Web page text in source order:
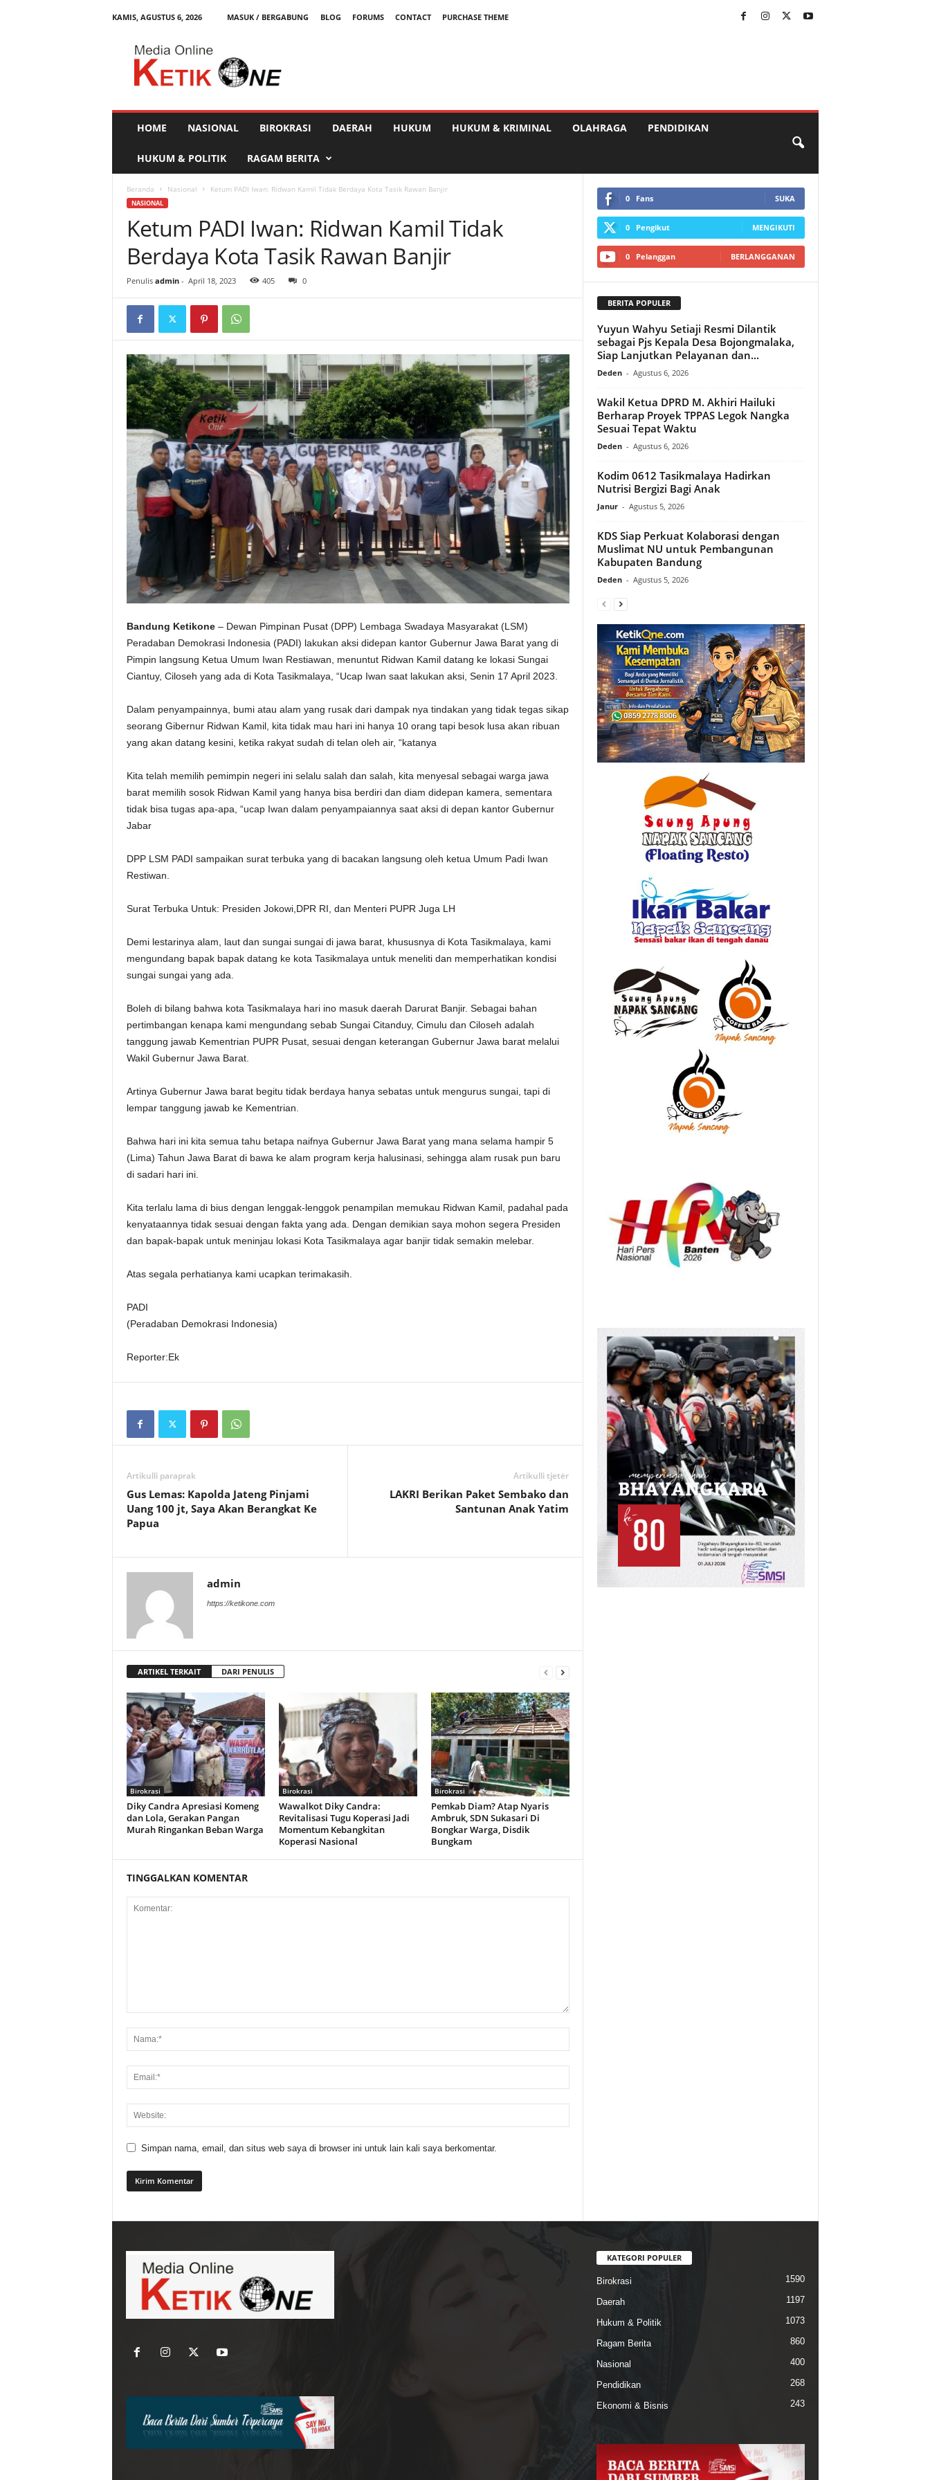
KAMIS, AGUSTUS 6, 2026 MASUK / BERGABUNG BLOG FORUMS CONTACT
PURCHASE THEME
HOME NASIONAL BIROKRASI DAERAH HUKUM HUKUM & KRIMINAL OLAHRAGA PENDIDIKAN
HUKUM & POLITIK RAGAM BERITA
Beranda Nasional Ketum PADI Iwan: Ridwan Kamil Tidak Berdaya Kota Tasik Rawan Banjir
NASIONAL
Ketum PADI Iwan: Ridwan Kamil Tidak
Berdaya Kota Tasik Rawan Banjir
Penulis admin- April 18, 2023 405 0
Bandung Ketikone– Dewan Pimpinan Pusat (DPP) Lembaga Swadaya Masyarakat (LSM)
Peradaban Demokrasi Indonesia (PADI) lakukan aksi didepan kantor Gubernur Jawa Barat yang di
Pimpin langsung Ketua Umum Iwan Restiawan, menuntut Ridwan Kamil datang ke lokasi Sungai
Ciantuy, Ciloseh yang ada di Kota Tasikmalaya, “Ucap Iwan saat lakukan aksi, Senin 17 April 2023.
Dalam penyampainnya, bumi atau alam yang rusak dari dampak nya tindakan yang tidak tegas sikap
seorang Gibernur Ridwan Kamil, kita tidak mau hari ini hanya 10 orang tapi besok lusa akan ribuan
yang akan datang kesini, ketika rakyat sudah di telan oleh air, “katanya
Kita telah memilih pemimpin negeri ini selalu salah dan salah, kita menyesal sebagai warga jawa
barat memilih sosok Ridwan Kamil yang hanya bisa berdiri dan diam didepan kamera, sementara
tidak bisa tugas apa-apa, “ucap Iwan dalam penyampaiannya saat aksi di depan kantor Gubernur
Jabar
DPP LSM PADI sampaikan surat terbuka yang di bacakan langsung oleh ketua Umum Padi Iwan
Restiwan.
Surat Terbuka Untuk: Presiden Jokowi,DPR RI, dan Menteri PUPR Juga LH
Demi lestarinya alam, laut dan sungai sungai di jawa barat, khususnya di Kota Tasikmalaya, kami
mengundang bapak bapak datang ke kota Tasikmalaya untuk meneliti dan memperhatikan kondisi
sungai sungai yang ada.
Boleh di bilang bahwa kota Tasikmalaya hari ino masuk daerah Darurat Banjir. Sebagai bahan
pertimbangan kenapa kami mengundang sebab Sungai Citanduy, Cimulu dan Ciloseh adalah
tanggung jawab Kementrian PUPR Pusat, sesuai dengan keterangan Gubernur Jawa barat melalui
Wakil Gubernur Jawa Barat.
Artinya Gubernur Jawa barat begitu tidak berdaya hanya sebatas untuk mengurus sungai, tapi di
lempar tanggung jawab ke Kementrian.
Bahwa hari ini kita semua tahu betapa naifnya Gubernur Jawa Barat yang mana selama hampir 5
(Lima) Tahun Jawa Barat di bawa ke alam program kerja halusinasi, sehingga alam rusak pun baru
di sadari hari ini.
Kita terlalu lama di bius dengan lenggak-lenggok penampilan memukau Ridwan Kamil, padahal pada
kenyataannya tidak sesuai dengan fakta yang ada. Dengan demikian saya mohon segera Presiden
dan bapak-bapak untuk meninjau lokasi Kota Tasikmalaya agar banjir tidak semakin melebar.
Atas segala perhatianya kami ucapkan terimakasih.
PADI
(Peradaban Demokrasi Indonesia)
Reporter:Ek
Artikulli paraprak
Gus Lemas: Kapolda Jateng Pinjami
Uang 100 jt, Saya Akan Berangkat Ke
Papua
Artikulli tjetër
LAKRI Berikan Paket Sembako dan
Santunan Anak Yatim
admin
https://ketikone.com
ARTIKEL TERKAIT DARI PENULIS
Birokrasi
Diky Candra Apresiasi Komeng
dan Lola, Gerakan Pangan
Murah Ringankan Beban Warga
Birokrasi
Wawalkot Diky Candra:
Revitalisasi Tugu Koperasi Jadi
Momentum Kebangkitan
Koperasi Nasional
Birokrasi
Pemkab Diam? Atap Nyaris
Ambruk, SDN Sukasari Di
Bongkar Warga, Disdik
Bungkam
TINGGALKAN KOMENTAR
Simpan nama, email, dan situs web saya di browser ini untuk lain kali saya berkomentar.
0 Fans SUKA
0 Pengikut MENGIKUTI
0 Pelanggan BERLANGGANAN
BERITA POPULER
Yuyun Wahyu Setiaji Resmi Dilantik
sebagai Pjs Kepala Desa Bojongmalaka,
Siap Lanjutkan Pelayanan dan...
Deden - Agustus 6, 2026
Wakil Ketua DPRD M. Akhiri Hailuki
Berharap Proyek TPPAS Legok Nangka
Sesuai Tepat Waktu
Deden - Agustus 6, 2026
Kodim 0612 Tasikmalaya Hadirkan
Nutrisi Bergizi Bagi Anak
Janur - Agustus 5, 2026
KDS Siap Perkuat Kolaborasi dengan
Muslimat NU untuk Pembangunan
Kabupaten Bandung
Deden - Agustus 5, 2026
KATEGORI POPULER
Birokrasi 1590
Daerah 1197
Hukum & Politik 1073
Ragam Berita 860
Nasional 400
Pendidikan 268
Ekonomi & Bisnis 243